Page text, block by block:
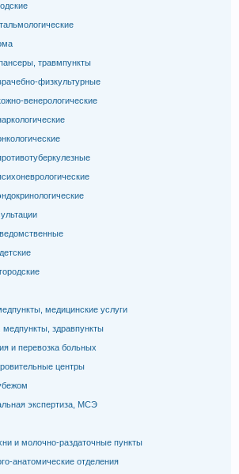
травмпункты
физкультурные
венерологические
медицинские услуги
здравпункты
и перевозка больных
центры
экспертиза, МСЭ
и молочно-раздаточные пункты
анатомические отделения